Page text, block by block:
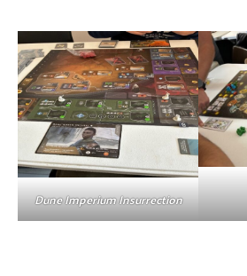
Dune Imperium Insurrection